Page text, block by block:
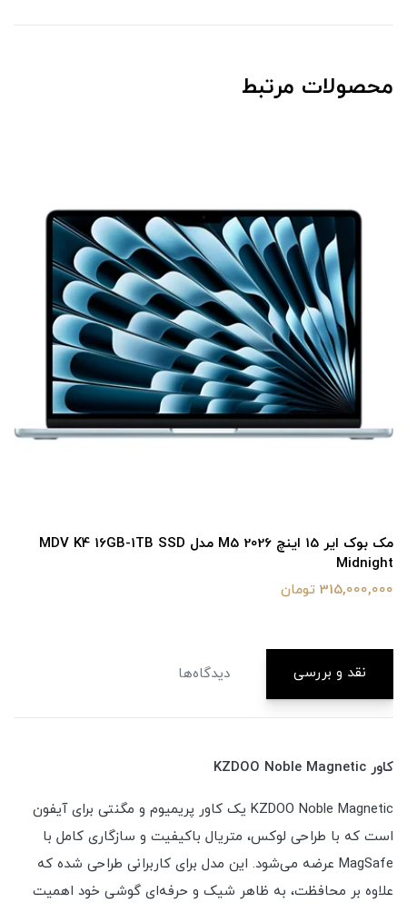
محصولات مرتبط
مک بوک ایر 15 اینچ M5 2026 مدل MDV K4 16GB-1TB SSD
Midnight
315,000,000 تومان
نقد و بررسی دیدگاه‌ها
کاور KZDOO Noble Magnetic
KZDOO Noble Magnetic یک کاور پریمیوم و مگنتی برای آیفون
است که با طراحی لوکس، متریال باکیفیت و سازگاری کامل با
MagSafe عرضه می‌شود. این مدل برای کاربرانی طراحی شده که
علاوه بر محافظت، به ظاهر شیک و حرفه‌ای گوشی خود اهمیت